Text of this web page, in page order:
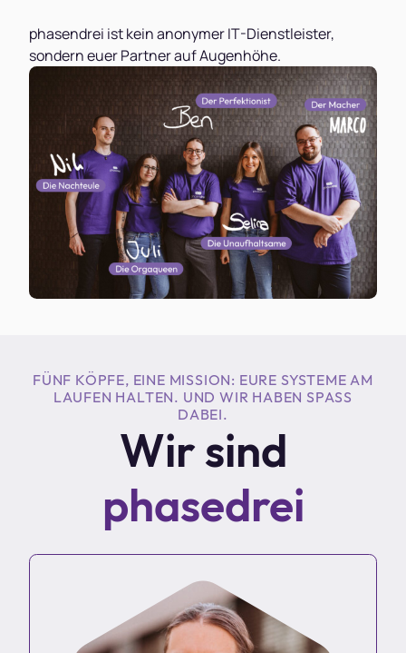
phasendrei ist kein anonymer IT-Dienstleister,
sondern euer Partner auf Augenhöhe.
FÜNF KÖPFE, EINE MISSION: EURE SYSTEME AM
LAUFEN HALTEN. UND WIR HABEN SPASS D
ABEI.
Wir sind
phasedrei